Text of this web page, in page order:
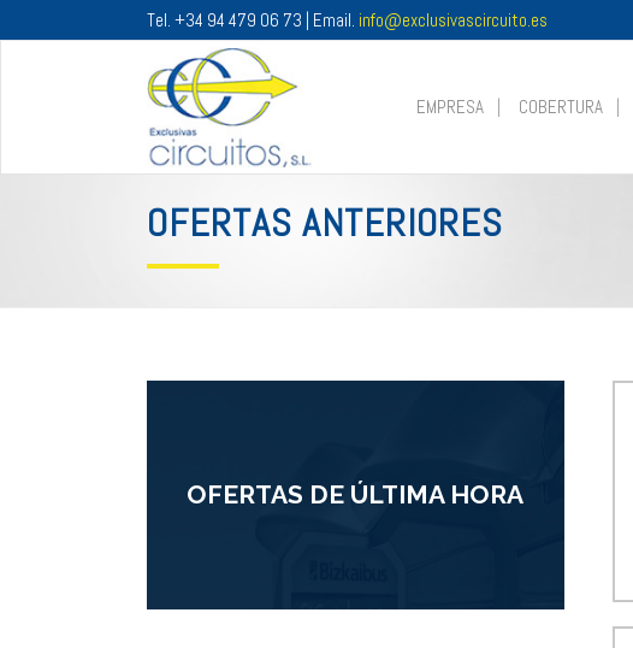
Tel. +34 94 479 06 73 | Email. info@exclusivascircuito.es
EMPRESA COBERTURA
OFERTAS ANTERIORES
OFERTAS DE ÚLTIMA HORA